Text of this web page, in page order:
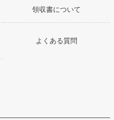
領収書について
よくある質問